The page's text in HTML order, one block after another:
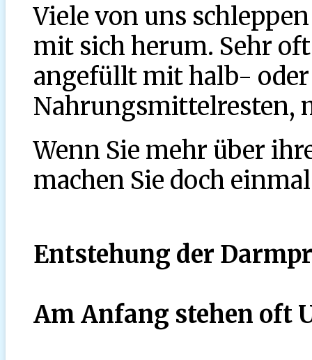
Viele von uns
mit sich herum. Sehr
angefüllt mit halb-
Nahrungsmittelresten,
Wenn Sie mehr über
machen Sie doch
Entstehung der
Am Anfang stehen oft